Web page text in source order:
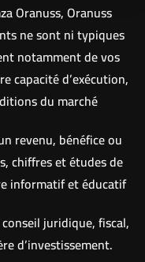
Oranuss, Oranuss
ne sont ni typiques
notamment de vos
capacité d’exécution,
du marché.
revenu, bénéfice ou
chiffres et études de
informatif et éducatif.
juridique, fiscal,
d’investissement.